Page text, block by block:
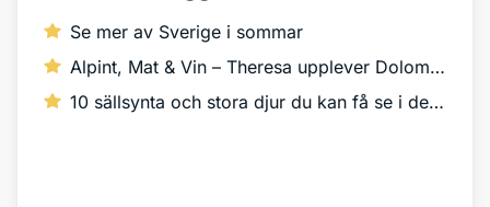
Se mer av Sverige i sommar
Alpint, Mat & Vin – Theresa upplever Dolomiterna!
10 sällsynta och stora djur du kan få se i det vilda